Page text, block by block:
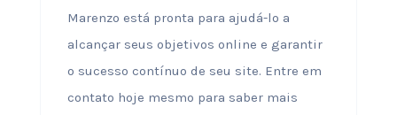
Marenzo está pronta para ajudá-lo a
alcançar seus objetivos online e garantir
o sucesso contínuo de seu site. Entre em
contato hoje mesmo para saber mais